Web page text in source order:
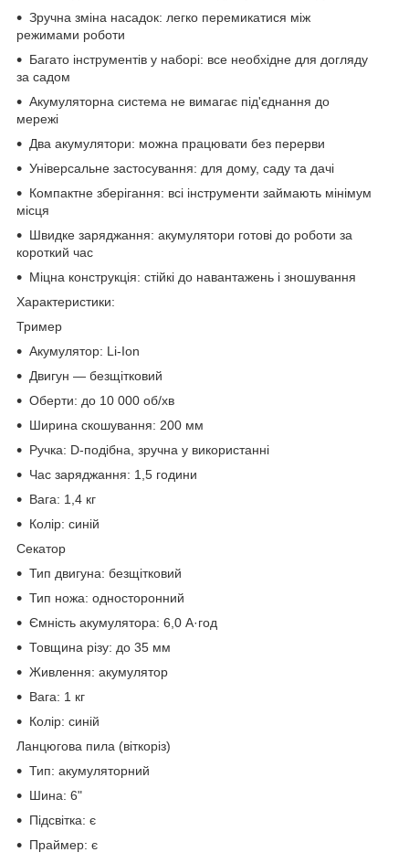
Зручна зміна насадок: легко перемикатися між
режимами роботи
Багато інструментів у наборі: все необхідне для догляду
за садом
Акумуляторна система не вимагає під'єднання до
мережі
Два акумулятори: можна працювати без перерви
Універсальне застосування: для дому, саду та дачі
Компактне зберігання: всі інструменти займають мінімум
місця
Швидке заряджання: акумулятори готові до роботи за
короткий час
Міцна конструкція: стійкі до навантажень і зношування
Характеристики:
Тример
Акумулятор: Li-Ion
Двигун — безщітковий
Оберти: до 10 000 об/хв
Ширина скошування: 200 мм
Ручка: D-подібна, зручна у використанні
Час заряджання: 1,5 години
Вага: 1,4 кг
Колір: синій
Секатор
Тип двигуна: безщітковий
Тип ножа: односторонний
Ємність акумулятора: 6,0 А·год
Товщина різу: до 35 мм
Живлення: акумулятор
Вага: 1 кг
Колір: синій
Ланцюгова пила (віткоріз)
Тип: акумуляторний
Шина: 6"
Підсвітка: є
Праймер: є